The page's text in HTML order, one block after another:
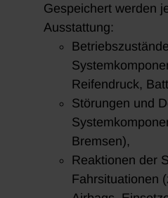
Gespeichert werden
Ausstattung:
Reifendruck,
Störungen und
Bremsen),
Reaktionen der
Fahrsituationen